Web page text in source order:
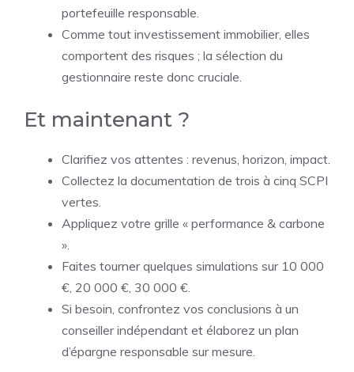
portefeuille responsable.
Comme tout investissement immobilier, elles
comportent des risques ; la sélection du
gestionnaire reste donc cruciale.
Et maintenant ?
Clarifiez vos attentes : revenus, horizon, impact.
Collectez la documentation de trois à cinq SCPI
vertes.
Appliquez votre grille « performance & carbone
».
Faites tourner quelques simulations sur 10 000
€, 20 000 €, 30 000 €.
Si besoin, confrontez vos conclusions à un
conseiller indépendant et élaborez un plan
d’épargne responsable sur mesure.